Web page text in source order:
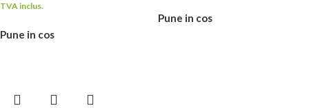
TVA inclus.
Pune in cos
Pune in cos